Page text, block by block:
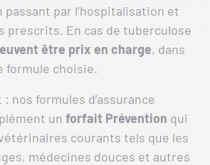
par l’hospitalisation et
prescrits. En cas de tuberculose
être prix en charge, dans
formule choisie.
: nos formules d’assurance
un forfait Prévention qui
courants tels que les
médecines douces et autres